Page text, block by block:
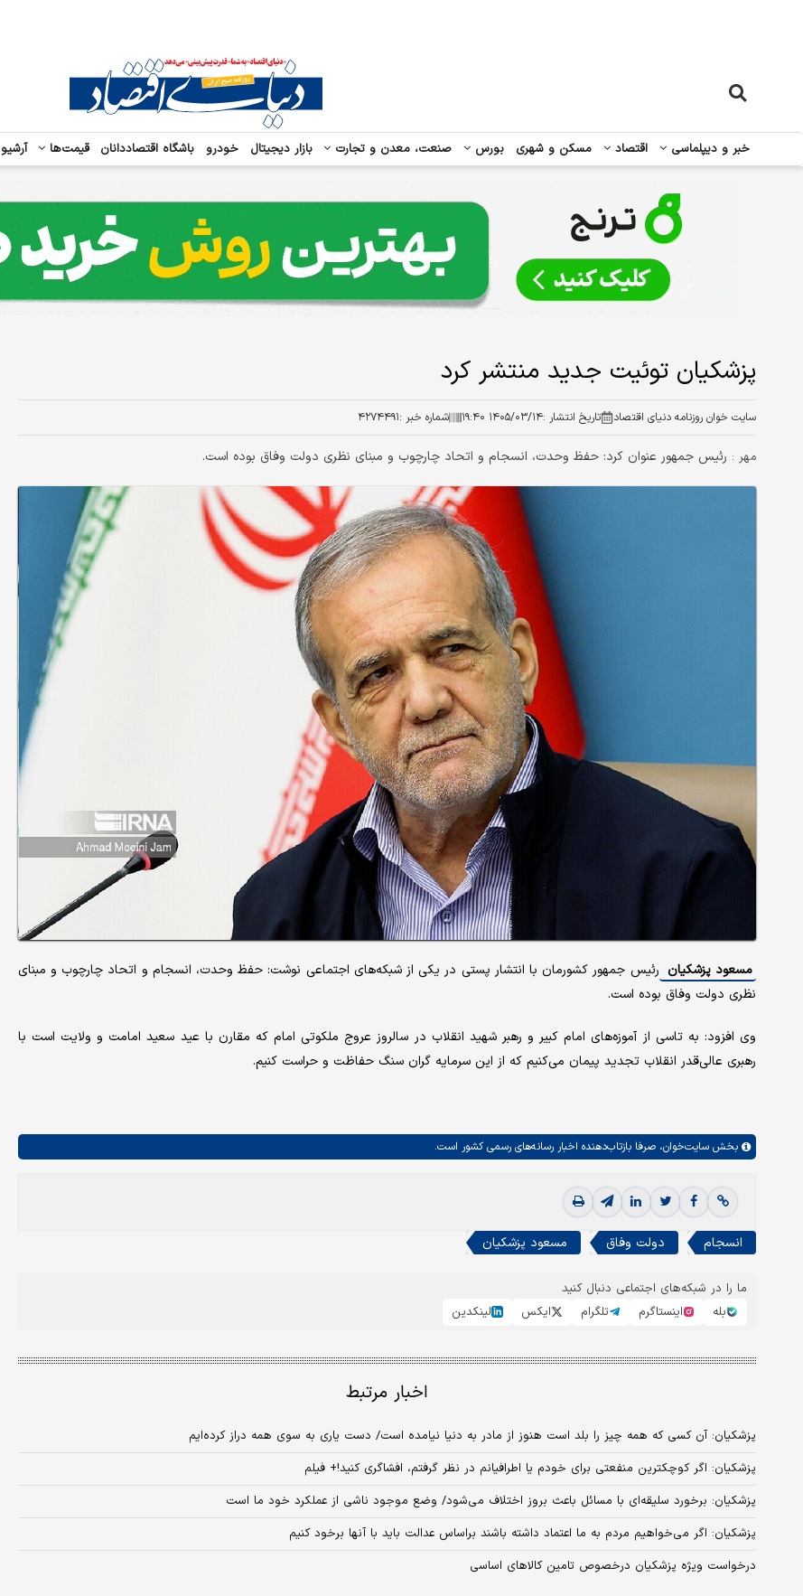
خبر و دیپلماسی اقتصاد مسکن و شهری بورس صنعت، معدن و تجارت بازار دیجیتال خودرو باشگاه اقتصاددانان قیمت‌ها آرشیو
پزشکیان توئیت جدید منتشر کرد
سایت خوان روزنامه دنیای اقتصاد تاریخ انتشار :۱۴۰۵/۰۳/۱۴ ۱۹:۴۰ شماره خبر :۴۲۷۴۴۹۱
مهر : رئیس جمهور عنوان کرد: حفظ وحدت، انسجام و اتحاد چارچوب و مبنای نظری دولت وفاق بوده است.
مسعود پزشکیان رئیس جمهور کشورمان با انتشار پستی در یکی از شبکه‌های اجتماعی نوشت: حفظ وحدت، انسجام و اتحاد چارچوب و مبنای
نظری دولت وفاق بوده است.
وی افزود: به تاسی از آموزه‌های امام کبیر و رهبر شهید انقلاب در سالروز عروج ملکوتی امام که مقارن با عید سعید امامت و ولایت است با
رهبری عالی‌قدر انقلاب تجدید پیمان می‌کنیم که از این سرمایه گران سنگ حفاظت و حراست کنیم.
بخش سایت‌خوان، صرفا بازتاب‌دهنده اخبار رسانه‌های رسمی کشور است.
انسجام دولت وفاق مسعود پزشکيان
ما را در شبکه‌های اجتماعی دنبال کنید
بله
اینستاگرم تلگرام ایکس لینکدین
اخبار مرتبط
پزشکیان: آن کسی که همه چیز را بلد است هنوز از مادر به دنیا نیامده‌ است/ دست یاری به سوی همه دراز کرده‌ایم
پزشکیان: اگر کوچکترین منفعتی برای خودم یا اطرافیانم در نظر گرفتم، افشاگری کنید!+ فیلم
پزشکیان: برخورد سلیقه‌ای با مسائل باعث بروز اختلاف می‌شود/ وضع موجود ناشی از عملکرد خود ما است
پزشکیان: اگر می‌خواهیم مردم به ما اعتماد داشته باشند براساس عدالت باید با آنها برخود کنیم
درخواست ویژه پزشکیان درخصوص تامین کالاهای اساسی